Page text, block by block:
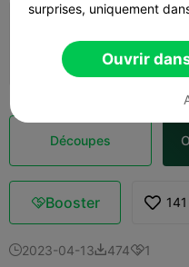
 1d
Découpes
Booster 141
2023-04-134741
surprises, uniquement
Ouvrir